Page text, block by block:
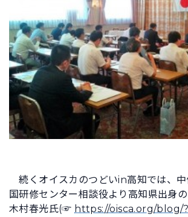
続くオイスカのつどいin高知では、
国研修センター相談役より高知県出身の
木村春光氏(☞ https://oisca.org/blog/